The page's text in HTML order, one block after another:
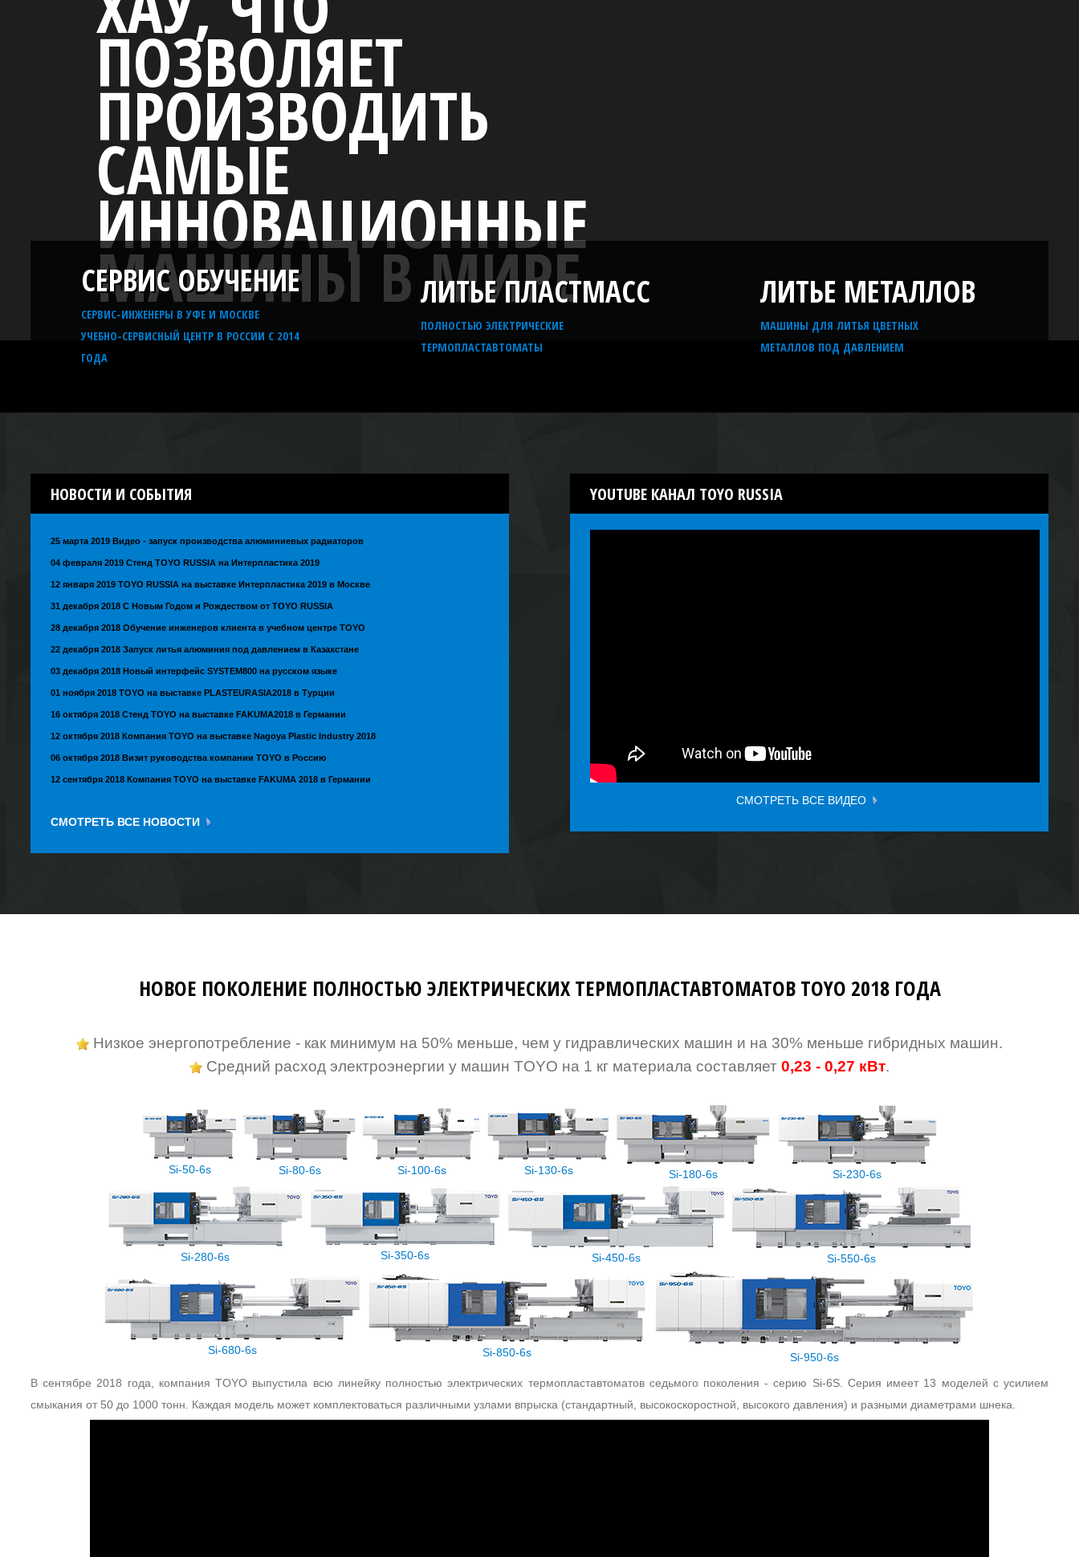
В МИРЕ
СЕРВИС ОБУЧЕНИЕ
СЕРВИС-ИНЖЕНЕРЫ В УФЕ И МОСКВЕ
УЧЕБНО-СЕРВИСНЫЙ ЦЕНТР В РОССИИ С 2014
ГОДА
ЛИТЬЕ ПЛАСТМАСС
ПОЛНОСТЬЮ ЭЛЕКТРИЧЕСКИЕ
ТЕРМОПЛАСТАВТОМАТЫ
ЛИТЬЕ МЕТАЛЛОВ
МАШИНЫ ДЛЯ ЛИТЬЯ ЦВЕТНЫХ
МЕТАЛЛОВ ПОД ДАВЛЕНИЕМ
НОВОСТИ И СОБЫТИЯ
25 марта 2019 Видео - запуск производства алюминиевых радиаторов
04 февраля 2019 Стенд TOYO RUSSIA на Интерпластика 2019
12 января 2019 TOYO RUSSIA на выставке Интерпластика 2019 в Москве
31 декабря 2018 С Новым Годом и Рождеством от TOYO RUSSIA
28 декабря 2018 Обучение инженеров клиента в учебном центре TOYO
22 декабря 2018 Запуск литья алюминия под давлением в Казахстане
03 декабря 2018 Новый интерфейс SYSTEM800 на русском языке
01 ноября 2018 TOYO на выставке PLASTEURASIA2018 в Турции
16 октября 2018 Стенд TOYO на выставке FAKUMA2018 в Германии
12 октября 2018 Компания TOYO на выставке Nagoya Plastic Industry 2018
06 октября 2018 Визит руководства компании TOYO в Россию
12 сентября 2018 Компания TOYO на выставке FAKUMA 2018 в Германии
СМОТРЕТЬ ВСЕ НОВОСТИ
YOUTUBE КАНАЛ TOYO RUSSIA
СМОТРЕТЬ ВСЕ ВИДЕО
НОВОЕ ПОКОЛЕНИЕ ПОЛНОСТЬЮ ЭЛЕКТРИЧЕСКИХ ТЕРМОПЛАСТАВТОМАТОВ TOYO 2018 ГОДА
Низкое энергопотребление - как минимум на 50% меньше, чем у гидравлических машин и на 30% меньше гибридных машин.
Средний расход электроэнергии у машин TOYO на 1 кг материала составляет 0,23 - 0,27 кВт.
Si-50-6s Si-80-6s Si-100-6s Si-130-6s Si-180-6s Si-230-6s
Si-280-6s Si-350-6s Si-450-6s Si-550-6s
Si-680-6s Si-850-6s
Si-950-6s
В сентябре 2018 года, компания TOYO выпустила всю линейку полностью электрических термопластавтоматов седьмого поколения - серию Si-6S. Серия имеет 13 моделей с усилием
смыкания от 50 до 1000 тонн. Каждая модель может комплектоваться различными узлами впрыска (стандартный, высокоскоростной, высокого давления) и разными диаметрами шнека.